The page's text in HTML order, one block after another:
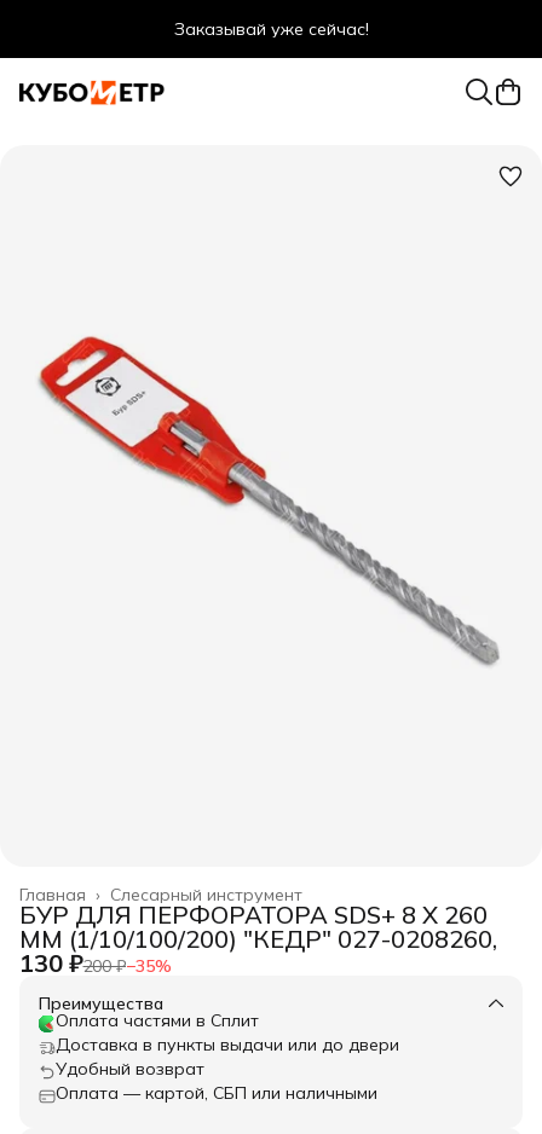
Заказывай уже сейчас!
Оптовые цены даже для физ. лиц
Слесарный инструмент
Главная ›
БУР ДЛЯ ПЕРФОРАТОРА SDS+ 8 Х 260
ММ (1/10/100/200) "КЕДР" 027-0208260,
130 ₽200 ₽−35%
Преимущества
Оплата частями в Сплит
Доставка в пункты выдачи или до двери
Удобный возврат
Оплата — картой, СБП или наличными